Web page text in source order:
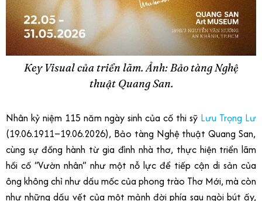
Key Visual của triển lãm. Ảnh: Bảo tàng Nghệ
thuật Quang San.
Nhân kỷ niệm 115 năm ngày sinh của cố thi sỹ Lưu Trọng Lư
(19.06.1911–19.06.2026), Bảo tàng Nghệ thuật Quang San,
cùng sự đồng hành từ gia đình nhà thơ, thực hiện triển lãm
hồi cố “Vườn nhân” như một nỗ lực để tiếp cận di sản của
ông không chỉ như dấu mốc của phong trào Thơ Mới, mà còn
như những dấu vết của một mảnh đời phía sau ngòi bút ấy,